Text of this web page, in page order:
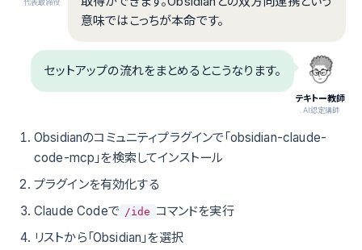
代表取締役
意味ではこっちが本命です。
テキトー教師
.AI認定講師
セットアップの流れをまとめるとこうなります。
Obsidianのコミュニティプラグインで「obsidian-claude-
code-mcp」を検索してインストール
プラグインを有効化する
Claude Codeで /ide コマンドを実行
リストから「Obsidian」を選択